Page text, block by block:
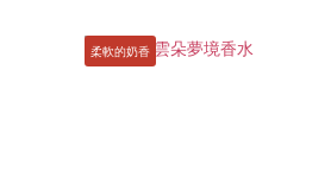
柔軟的奶香